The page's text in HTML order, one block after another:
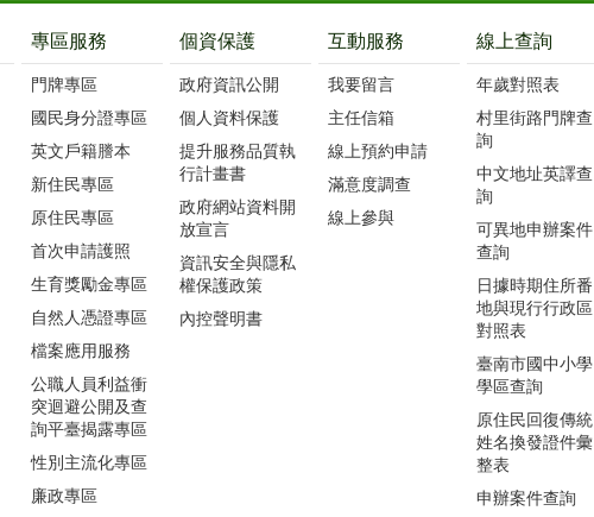
專區服務
門牌專區
國民身分證專區
英文戶籍謄本
新住民專區
原住民專區
首次申請護照
生育獎勵金專區
自然人憑證專區
檔案應用服務
公職人員利益衝
突迴避公開及查
詢平臺揭露專區
性別主流化專區
廉政專區
個資保護
政府資訊公開
個人資料保護
提升服務品質執
行計畫書
政府網站資料開
放宣言
資訊安全與隱私
權保護政策
內控聲明書
互動服務
我要留言
主任信箱
線上預約申請
滿意度調查
線上參與
線上查詢
年歲對照表
村里街路門牌查
詢
中文地址英譯查
詢
可異地申辦案件
查詢
日據時期住所番
地與現行行政區
對照表
臺南市國中小學
學區查詢
原住民回復傳統
姓名換發證件彙
整表
申辦案件查詢